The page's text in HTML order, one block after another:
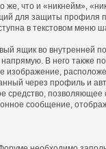
же, что и «никнейм»,
для защиты профиля
в текстовом меню
ящик во внутренней
В него также
изображение,
через профиль и
средство, позволяющее
сообщение,